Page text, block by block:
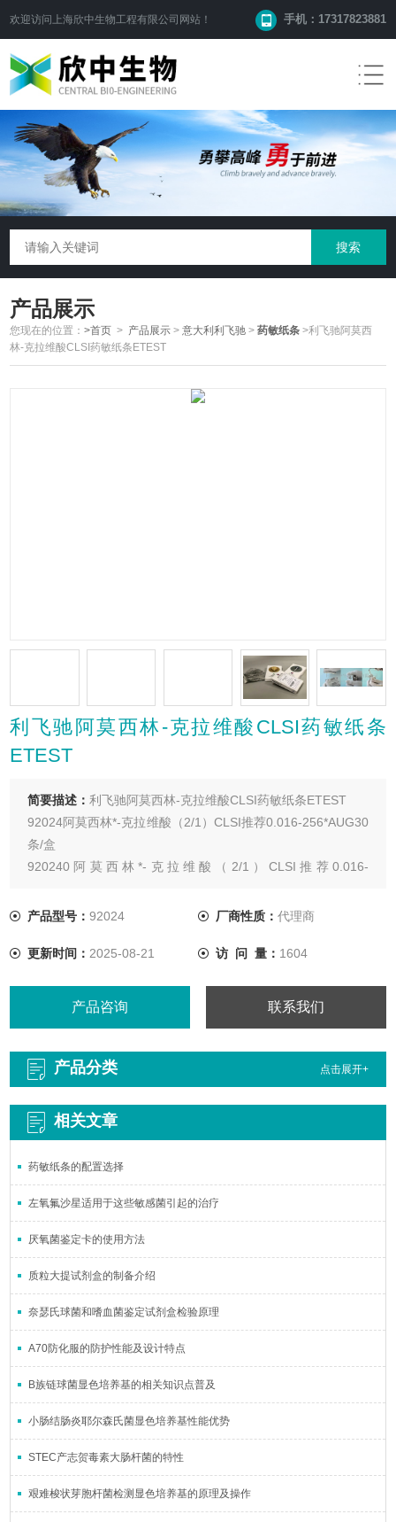
欢迎访问 上海欣中生物工程有限公司 网站！ 手机：17317823881
产品展示
您现在的位置：>首页 > 产品展示 >意大利利飞驰 >药敏纸条 >利飞驰阿莫西
林-克拉维酸CLSI药敏纸条ETEST
利飞驰阿莫西林-克拉维酸CLSI药敏纸条
ETEST
简要描述：利飞驰阿莫西林-克拉维酸CLSI药敏纸条ETEST
92024阿莫西林*-克拉维酸（2/1）CLSI推荐0.016-256*AUG30
条/盒
920240阿莫西林*-克拉维酸（2/1）CLSI推荐0.016-
920241阿莫西林*-克拉维酸（2/1）CLSI推荐0.016-
产品型号：92024 厂商性质： 代理商
更新时间： 2025-08-21 访 问 量： 1604
产品咨询 联系我们
产品分类 点击展开+
相关文章
药敏纸条的配置选择
左氧氟沙星适用于这些敏感菌引起的治疗
厌氧菌鉴定卡的使用方法
质粒大提试剂盒的制备介绍
奈瑟氏球菌和嗜血菌鉴定试剂盒检验原理
A70防化服的防护性能及设计特点
B族链球菌显色培养基的相关知识点普及
小肠结肠炎耶尔森氏菌显色培养基性能优势
STEC产志贺毒素大肠杆菌的特性
艰难梭状芽胞杆菌检测显色培养基的原理及操作